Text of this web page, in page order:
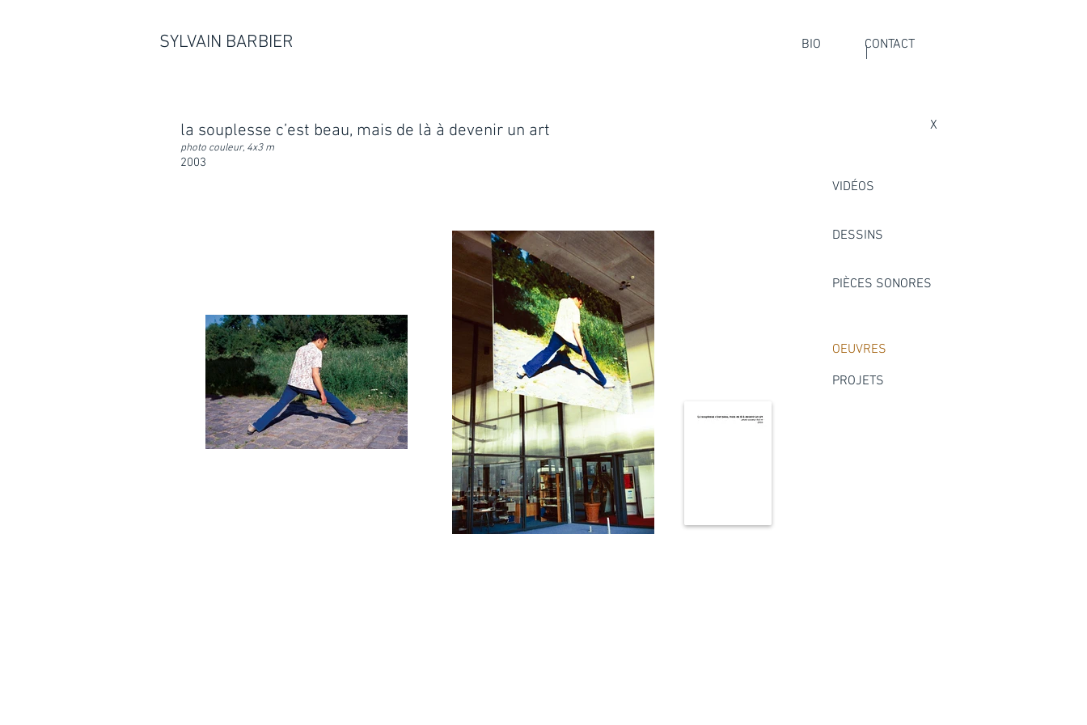
SYLVAIN BARBIER BIO CONTACT
la souplesse c’est beau, mais de là à devenir un art
photo couleur, 4x3 m
2003
X
VIDÉOS
DESSINS
PIÈCES SONORES
OEUVRES
PROJETS